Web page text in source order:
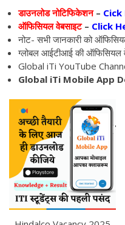
डाउनलोड नोटिफिकेशन– Cick
ऑफिसियल वेबसाइट– Click
नोट- सभी जानकारी को
ग्लोबल आईटीआई की ऑफिसियल
Global iTi YouTube
Global iTi Mobile App